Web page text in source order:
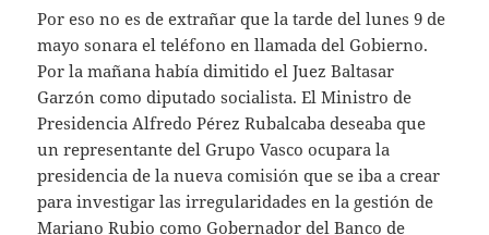
Por eso no es de extrañar que la tarde del lunes 9 de
mayo sonara el teléfono en llamada del Gobierno.
Por la mañana había dimitido el Juez Baltasar
Garzón como diputado socialista. El Ministro de
Presidencia Alfredo Pérez Rubalcaba deseaba que
un representante del Grupo Vasco ocupara la
presidencia de la nueva comisión que se iba a crear
para investigar las irregularidades en la gestión de
Mariano Rubio como Gobernador del Banco de